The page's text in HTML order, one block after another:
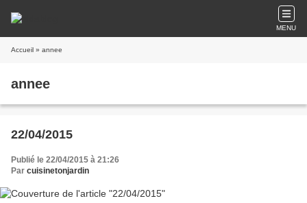
MENU
Accueil » annee
annee
22/04/2015
Publié le 22/04/2015 à 21:26
Par cuisinetonjardin